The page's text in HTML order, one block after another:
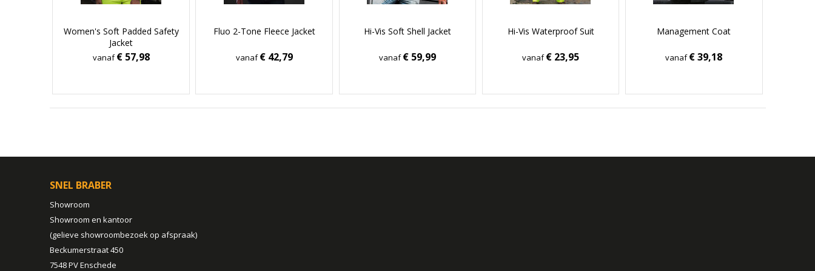
Women's Soft Padded Safety
Jacket
vanaf€ 57,98
Fluo 2-Tone Fleece Jacket
vanaf€ 42,79
Hi-Vis Soft Shell Jacket
vanaf€ 59,99
Hi-Vis Waterproof Suit
vanaf€ 23,95
Management Coat
vanaf€ 39,18
SNEL BRABER
Showroom
Showroom en kantoor
(gelieve showroombezoek op afspraak)
Beckumerstraat 450
7548 PV Enschede